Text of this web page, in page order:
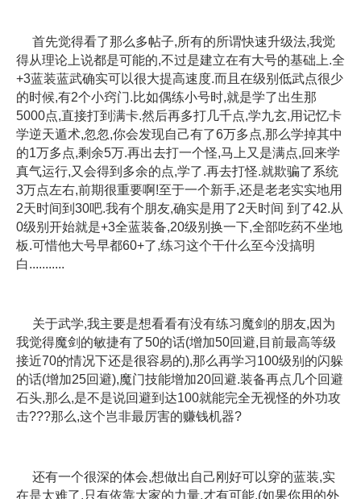
首先觉得看了那么多帖子,所有的所谓快速升级法,我觉
得从理论上说都是可能的,不过是建立在有大号的基础上.全
+3蓝装蓝武确实可以很大提高速度.而且在级别低武点很少
的时候,有2个小窍门.比如偶练小号时,就是学了出生那
5000点,直接打到满卡.然后再多打几千点,学九玄,用记忆卡
学逆天遁术,忽忽,你会发现自己有了6万多点,那么学掉其中
的1万多点,剩余5万.再出去打一个怪,马上又是满点,回来学
真气运行,又会得到多余的点,学了.再去打怪.就欺骗了系统
3万点左右,前期很重要啊!至于一个新手,还是老老实实地用
2天时间到30吧.我有个朋友,确实是用了2天时间 到了42.从
0级别开始就是+3全蓝装备,20级别换一下,全部吃药不坐地
板.可惜他大号早都60+了,练习这个干什么至今没搞明
白...........
关于武学,我主要是想看看有没有练习魔剑的朋友,因为
我觉得魔剑的敏捷有了50的话(增加50回避,目前最高等级
接近70的情况下还是很容易的),那么再学习100级别的闪躲
的话(增加25回避),魔门技能增加20回避.装备再点几个回避
石头,那么,是不是说回避到达100就能完全无视怪的外功攻
击???那么,这个岂非最厉害的赚钱机器?
还有一个很深的体会,想做出自己刚好可以穿的蓝装,实
在是太难了.只有依靠大家的力量,才有可能.(如果你用的外